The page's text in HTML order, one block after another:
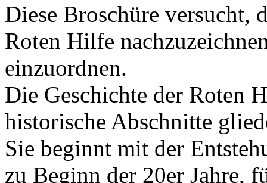
Diese Broschüre versucht,
Roten Hilfe
einzuordnen.
Die Geschichte der Roten
historische Abschnitte
Sie beginnt mit der
zu Beginn der 20er Jahre,